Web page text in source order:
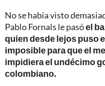
No se había visto
Pablo Fornals le pasóel
quien desde lejos puso
imposible para que el
impidiera el undécimo
colombiano.